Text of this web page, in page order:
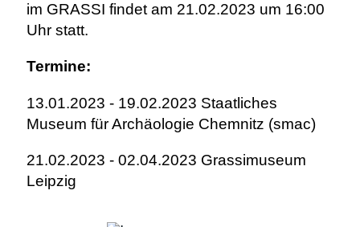
im GRASSI findet am 21.02.2023 um 16:00
Uhr statt.
Termine:
13.01.2023 - 19.02.2023 Staatliches
Museum für Archäologie Chemnitz (smac)
21.02.2023 - 02.04.2023 Grassimuseum
Leipzig